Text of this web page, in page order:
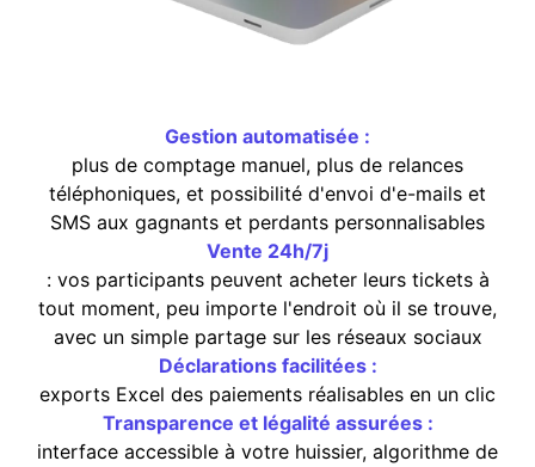
Gestion automatisée :
plus de comptage manuel, plus de relances
téléphoniques, et possibilité d'envoi d'e-mails et
SMS aux gagnants et perdants personnalisables
Vente 24h/7j
: vos participants peuvent acheter leurs tickets à
tout moment, peu importe l'endroit où il se trouve,
avec un simple partage sur les réseaux sociaux
Déclarations facilitées :
exports Excel des paiements réalisables en un clic
Transparence et légalité assurées :
interface accessible à votre huissier, algorithme de